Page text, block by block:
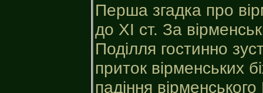
Перша згадка про
до XI ст. За
Поділля гостинно
приток вірменських
падіння